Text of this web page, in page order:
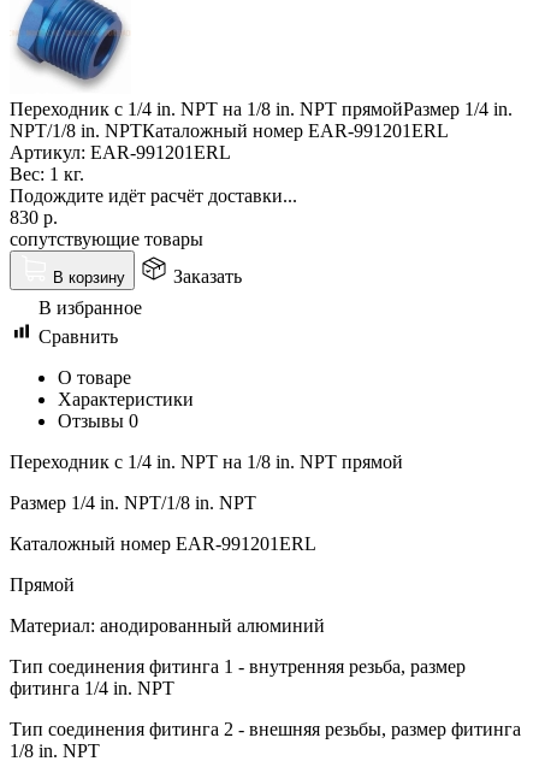
Переходник с 1/4 in. NPT на 1/8 in. NPT прямойРазмер 1/4 in.
NPT/1/8 in. NPTКаталожный номер EAR-991201ERL
Артикул: EAR-991201ERL
Вес: 1 кг.
Подождите идёт расчёт доставки...
830 р.
сопутствующие товары
В корзину
Заказать
В избранное
Сравнить
О товаре
Характеристики
Отзывы 0
Переходник с 1/4 in. NPT на 1/8 in. NPT прямой
Размер 1/4 in. NPT/1/8 in. NPT
Каталожный номер EAR-991201ERL
Прямой
Материал: анодированный алюминий
Тип соединения фитинга 1 - внутренняя резьба, размер
фитинга 1/4 in. NPT
Тип соединения фитинга 2 - внешняя резьбы, размер фитинга
1/8 in. NPT